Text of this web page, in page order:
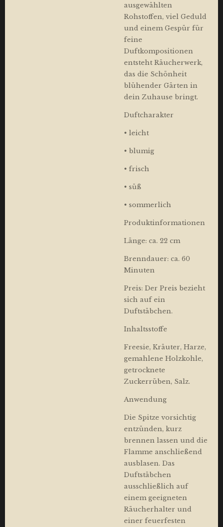
ausgewählten
Rohstoffen, viel Geduld
und einem Gespür für
feine
Duftkompositionen
entsteht Räucherwerk,
das die Schönheit
blühender Gärten in
dein Zuhause bringt.
Duftcharakter
• leicht
• blumig
• frisch
• süß
• sommerlich
Produktinformationen
Länge: ca. 22 cm
Brenndauer: ca. 60
Minuten
Preis: Der Preis bezieht
sich auf ein
Duftstäbchen.
Inhaltsstoffe
Freesie, Kräuter, Harze,
gemahlene Holzkohle,
getrocknete
Zuckerrüben, Salz.
Anwendung
Die Spitze vorsichtig
entzünden, kurz
brennen lassen und die
Flamme anschließend
ausblasen. Das
Duftstäbchen
ausschließlich auf
einem geeigneten
Räucherhalter und
einer feuerfesten